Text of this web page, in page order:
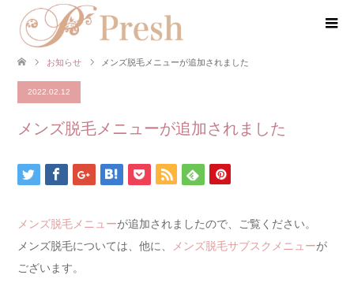
お知らせ メンズ脱毛メニューが追加されました
2022.02.12
メンズ脱毛メニューが追加されました
メンズ脱毛メニューが追加されましたので、ご覧ください。
メンズ脱毛については、他に、
メンズ脱毛サブスクメニューが
ございます。